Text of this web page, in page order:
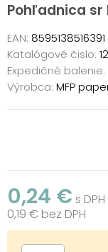
Pohľadnica sr
EAN: 8595138516391
Katalógové čislo:
Expedičné balenie:
Výrobca: MFP
0,24 € s DPH
0,19 € bez DPH